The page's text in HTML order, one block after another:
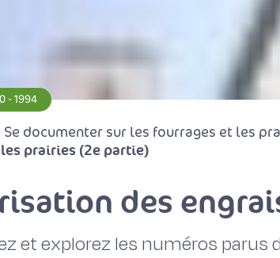
- 1994
Se documenter sur les fourrages et les
prairies (2e partie)
des
et explorez les numéros parus